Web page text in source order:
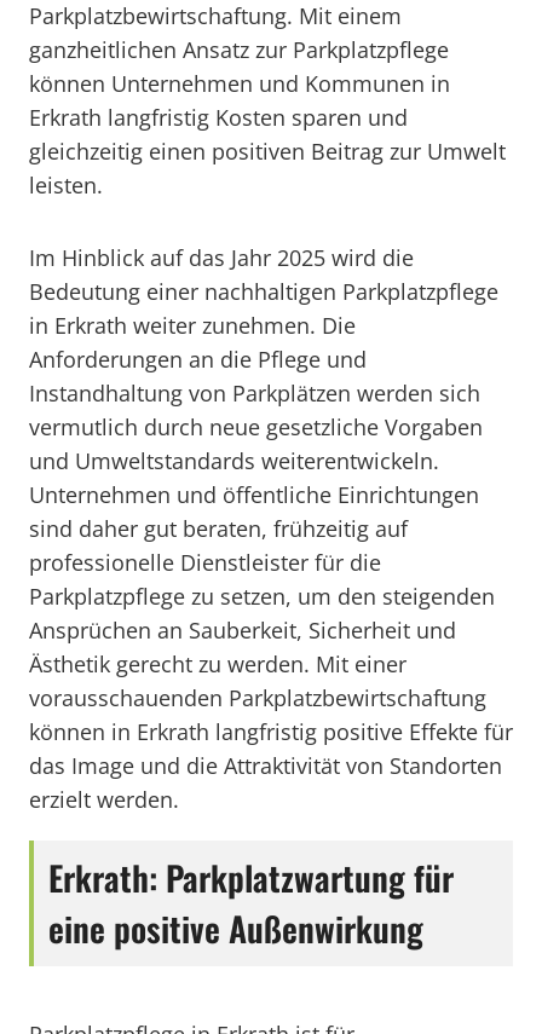
Parkplatzbewirtschaftung. Mit einem
ganzheitlichen Ansatz zur Parkplatzpflege
können Unternehmen und Kommunen in
Erkrath langfristig Kosten sparen und
gleichzeitig einen positiven Beitrag zur Umwelt
leisten.
Im Hinblick auf das Jahr 2025 wird die
Bedeutung einer nachhaltigen Parkplatzpflege
in Erkrath weiter zunehmen. Die
Anforderungen an die Pflege und
Instandhaltung von Parkplätzen werden sich
vermutlich durch neue gesetzliche Vorgaben
und Umweltstandards weiterentwickeln.
Unternehmen und öffentliche Einrichtungen
sind daher gut beraten, frühzeitig auf
professionelle Dienstleister für die
Parkplatzpflege zu setzen, um den steigenden
Ansprüchen an Sauberkeit, Sicherheit und
Ästhetik gerecht zu werden. Mit einer
vorausschauenden Parkplatzbewirtschaftung
können in Erkrath langfristig positive Effekte für
das Image und die Attraktivität von Standorten
erzielt werden.
Erkrath: Parkplatzwartung für
eine positive Außenwirkung